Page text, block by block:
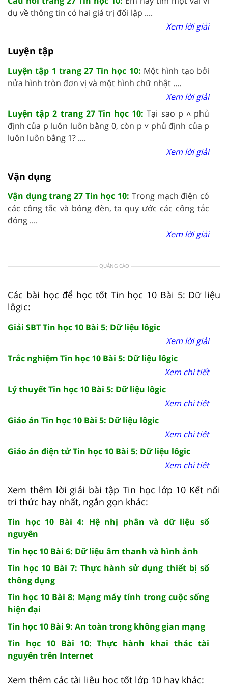
dụ về thông tin có hai giá trị đối lập ....
Xem lời giải
Luyện tập
Luyện tập 1 trang 27 Tin học 10: Một hình tạo bởi
nửa hình tròn đơn vị và một hình chữ nhật ....
Xem lời giải
Luyện tập 2 trang 27 Tin học 10: Tại sao p ˄ phủ
định của p luôn luôn bằng 0, còn p ˅ phủ định của p
luôn luôn bằng 1? ....
Xem lời giải
Vận dụng
Vận dụng trang 27 Tin học 10: Trong mạch điện có
các công tắc và bóng đèn, ta quy ước các công tắc
đóng ....
Xem lời giải
QUẢNG CÁO
Các bài học để học tốt Tin học 10 Bài 5: Dữ liệu
lôgic:
Giải SBT Tin học 10 Bài 5: Dữ liệu lôgic
Xem lời giải
Trắc nghiệm Tin học 10 Bài 5: Dữ liệu lôgic
Xem chi tiết
Lý thuyết Tin học 10 Bài 5: Dữ liệu lôgic
Xem chi tiết
Giáo án Tin học 10 Bài 5: Dữ liệu lôgic
Xem chi tiết
Giáo án điện tử Tin học 10 Bài 5: Dữ liệu lôgic
Xem chi tiết
Xem thêm lời giải bài tập Tin học lớp 10 Kết nối
tri thức hay nhất, ngắn gọn khác:
Tin học 10 Bài 4: Hệ nhị phân và dữ liệu số
nguyên
Tin học 10 Bài 6: Dữ liệu âm thanh và hình ảnh
Tin học 10 Bài 7: Thực hành sử dụng thiết bị số
thông dụng
Tin học 10 Bài 8: Mạng máy tính trong cuộc sống
hiện đại
Tin học 10 Bài 9: An toàn trong không gian mạng
Tin học 10 Bài 10: Thực hành khai thác tài
nguyên trên Internet
Xem thêm các tài liệu học tốt lớp 10 hay khác: